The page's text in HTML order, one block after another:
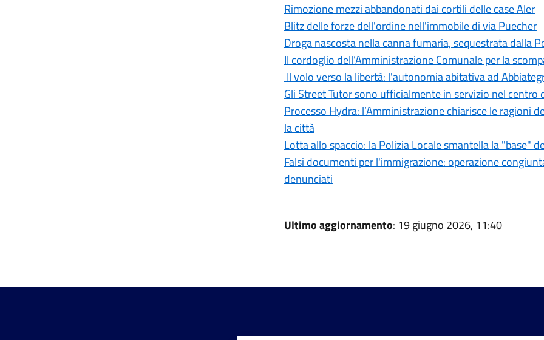
Rimozione mezzi abbandonati dai cortili delle case Aler
Blitz delle forze dell'ordine nell'immobile di via Puecher
Droga nascosta nella canna fumaria, sequestrata dalla
Il cordoglio dell’Amministrazione Comunale per la
Il volo verso la libertà: l'autonomia abitativa ad
Gli Street Tutor sono ufficialmente in servizio nel centro
Processo Hydra: l’Amministrazione chiarisce le ragioni
la città
Lotta allo spaccio: la Polizia Locale smantella la "base"
Falsi documenti per l'immigrazione: operazione
denunciati
Ultimo aggiornamento: 19 giugno 2026, 11:40